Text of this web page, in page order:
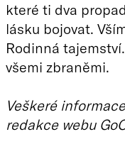
které ti dva
lásku bojovat.
Rodinná
všemi zbraněmi.
Veškeré
redakce webu